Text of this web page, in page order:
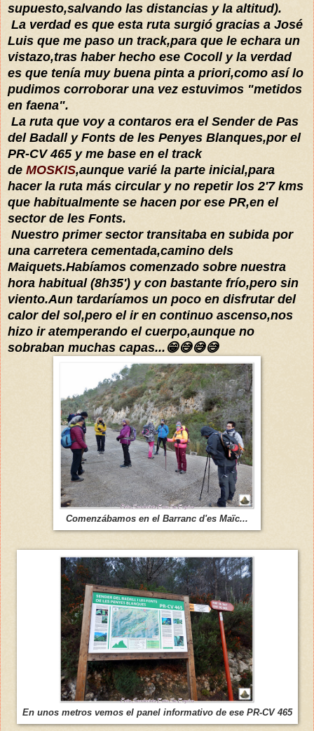
supuesto,salvando las distancias y la altitud).
La verdad es que esta ruta surgió gracias a José
Luis que me paso un track,para que le echara un
vistazo,tras haber hecho ese Cocoll y la verdad
es que tenía muy buena pinta a priori,como así lo
pudimos corroborar una vez estuvimos "metidos
en faena".
La ruta que voy a contaros era el Sender de Pas
del Badall y Fonts de les Penyes Blanques,por el
PR-CV 465 y me base en el track
de MOSKIS,aunque varié la parte inicial,para
hacer la ruta más circular y no repetir los 2'7 kms
que habitualmente se hacen por ese PR,en el
sector de les Fonts.
Nuestro primer sector transitaba en subida por
una carretera cementada,camino dels
Maiquets.Habíamos comenzado sobre nuestra
hora habitual (8h35') y con bastante frío,pero sin
viento.Aun tardaríamos un poco en disfrutar del
calor del sol,pero el ir en continuo ascenso,nos
hizo ir atemperando el cuerpo,aunque no
sobraban muchas capas...😁😅😅😅
Comenzábamos en el Barranc d'es Maïc...
En unos metros vemos el panel informativo de ese PR-CV 465